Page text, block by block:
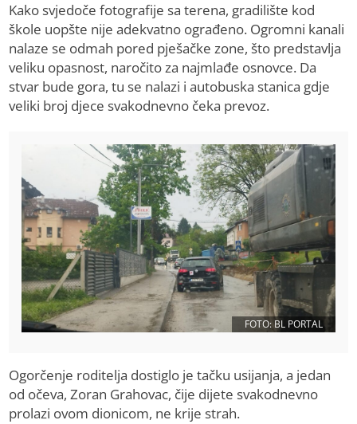
Kako svjedoče fotografije sa terena, gradilište kod
škole uopšte nije adekvatno ograđeno. Ogromni kanali
nalaze se odmah pored pješačke zone, što predstavlja
veliku opasnost, naročito za najmlađe osnovce. Da
stvar bude gora, tu se nalazi i autobuska stanica gdje
veliki broj djece svakodnevno čeka prevoz.
FOTO: BL PORTAL
Ogorčenje roditelja dostiglo je tačku usijanja, a jedan
od očeva, Zoran Grahovac, čije dijete svakodnevno
prolazi ovom dionicom, ne krije strah.